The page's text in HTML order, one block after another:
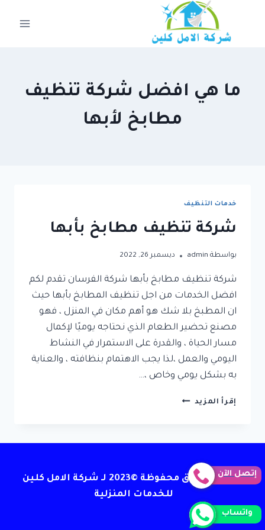
ما هي افضل شركة تنظيف
مطابخ لأبها
خدمات التنظيف
شركة تنظيف مطابخ بأبها
بواسطة admin ديسمبر 26, 2022
شركة تنظيف مطابخ بأبها شركة الفرسان تقدم لكم
افضل الخدمات من اجل تنظيف المطابخ بأبها حيث
ان المطبخ بلا شك هو أهم مكان في المنزل ، فهو
مصنع تحضير الطعام الذي نحتاجه يوميًا لإكمال
مسار الحياة ، والقدرة على الاستمرار في النشاط
اليومي والعمل ،لذا يجب الاهتمام بنظافته ، والعناية
به بشكل يومي وخاص ،…
إقرأ المزيد شركة
جميع الحقوق محفوظة ©2023 لـ شركة الامل كلين
للخدمات المنزلية
إتصل الآن
واتساب